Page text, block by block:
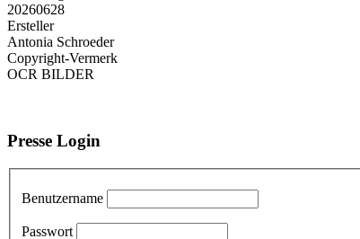
20260628
Ersteller
Antonia Schroeder
Copyright-Vermerk
OCR BILDER
Presse Login
Benutzername
Passwort